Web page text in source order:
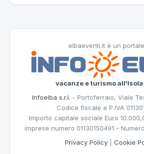
elbaeventi.it è un
vacanze e turismo all'Isola
Infoelba s.r.l. - Portoferraio, Viale
Codice fiscale e P.IVA
Importo capitale sociale Euro
imprese numero 01130150491 -
Privacy Policy| Cookie